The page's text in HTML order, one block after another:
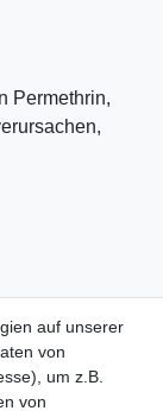
Permethrin,
auf unserer
von
um z.B.
von